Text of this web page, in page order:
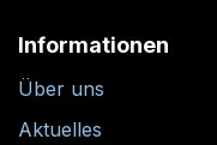
Informationen
Über uns
Aktuelles